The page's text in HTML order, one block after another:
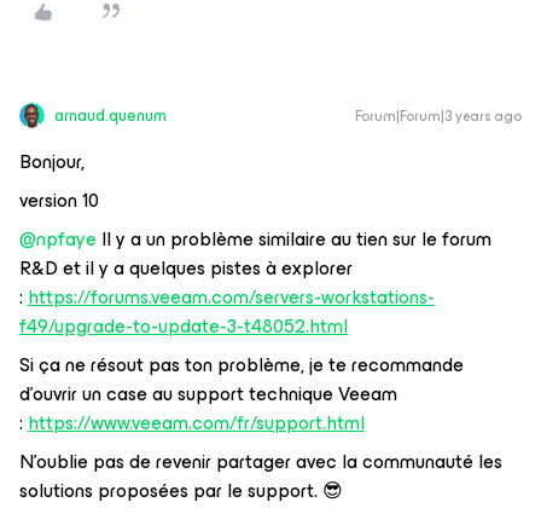
arnaud.quenum Forum|Forum|3 years ago
Bonjour,
version 10
@npfayeIl y a un problème similaire au tien sur le forum
R&D et il y a quelques pistes à explorer
:https://forums.veeam.com/servers-workstations-
f49/upgrade-to-update-3-t48052.html
Si ça ne résout pas ton problème, je te recommande
d’ouvrir un case au support technique Veeam
:https://www.veeam.com/fr/support.html
N’oublie pas de revenir partager avec la communauté les
solutions proposées par le support. 😎